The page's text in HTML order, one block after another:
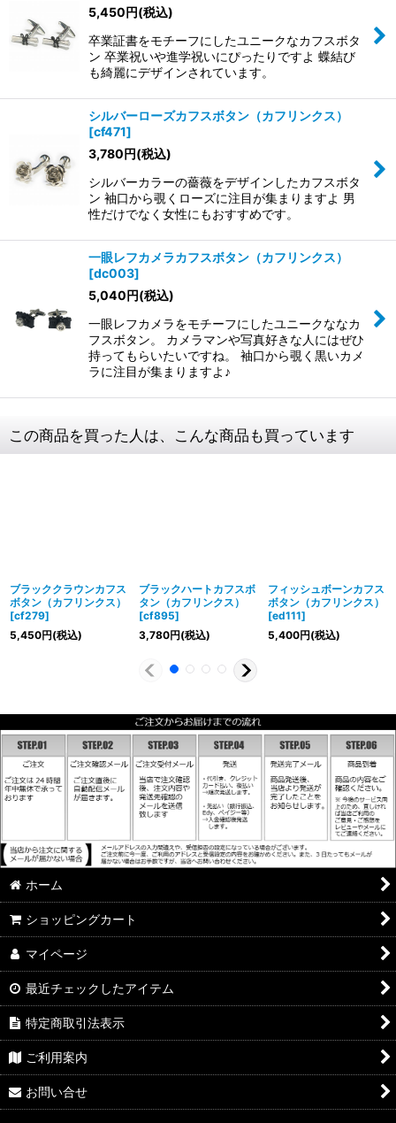
5,450円(税込)
卒業証書をモチーフにしたユニークなカフスボタ
ン 卒業祝いや進学祝いにぴったりですよ 蝶結び
も綺麗にデザインされています。
シルバーローズカフスボタン（カフリンクス）
[cf471]
3,780円(税込)
シルバーカラーの薔薇をデザインしたカフスボタ
ン 袖口から覗くローズに注目が集まりますよ 男
性だけでなく女性にもおすすめです。
一眼レフカメラカフスボタン（カフリンクス）
[dc003]
5,040円(税込)
一眼レフカメラをモチーフにしたユニークななカ
フスボタン。 カメラマンや写真好きな人にはぜひ
持ってもらいたいですね。 袖口から覗く黒いカメ
ラに注目が集まりますよ♪
この商品を買った人は、こんな商品も買っています
ブラッククラウンカフス
ボタン（カフリンクス）
[cf279]
5,450円(税込)
ブラックハートカフスボ
タン（カフリンクス）
[cf895]
3,780円(税込)
フィッシュボーンカフス
ボタン（カフリンクス）
[ed111]
5,400円(税込)
ホーム
ショッピングカート
マイページ
最近チェックしたアイテム
特定商取引法表示
ご利用案内
お問い合せ